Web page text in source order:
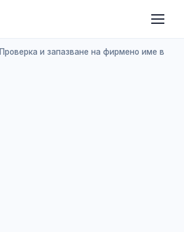
Проверка и запазване на фирмено име в